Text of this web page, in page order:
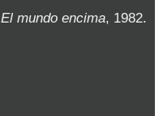
El mundo encima, 1982.